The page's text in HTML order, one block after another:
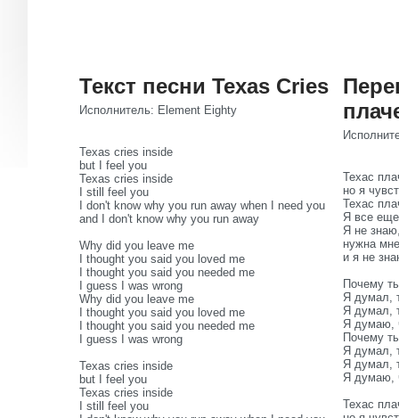
Текст песни Texas Cries
Исполнитель: Element Eighty
Texas cries inside
but I feel you
Texas cries inside
I still feel you
I don't know why you run away when I need you
and I don't know why you run away
Why did you leave me
I thought you said you loved me
I thought you said you needed me
I guess I was wrong
Why did you leave me
I thought you said you loved me
I thought you said you needed me
I guess I was wrong
Texas cries inside
but I feel you
Texas cries inside
I still feel you
Техас
но я
Техас
Я все
Я не
нужна мне
и я не
Почему
Я думал,
Я думал,
Я думаю,
Почему
Я думал,
Я думал,
Я думаю,
Техас